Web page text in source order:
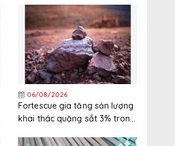
06/08/2026
Fortescue gia tăng sản lượng
khai thác quặng sắt 3% trong